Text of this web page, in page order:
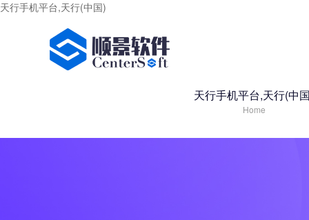
天行手机平台,天行(中国)
天行手机平台,天行(中
Home